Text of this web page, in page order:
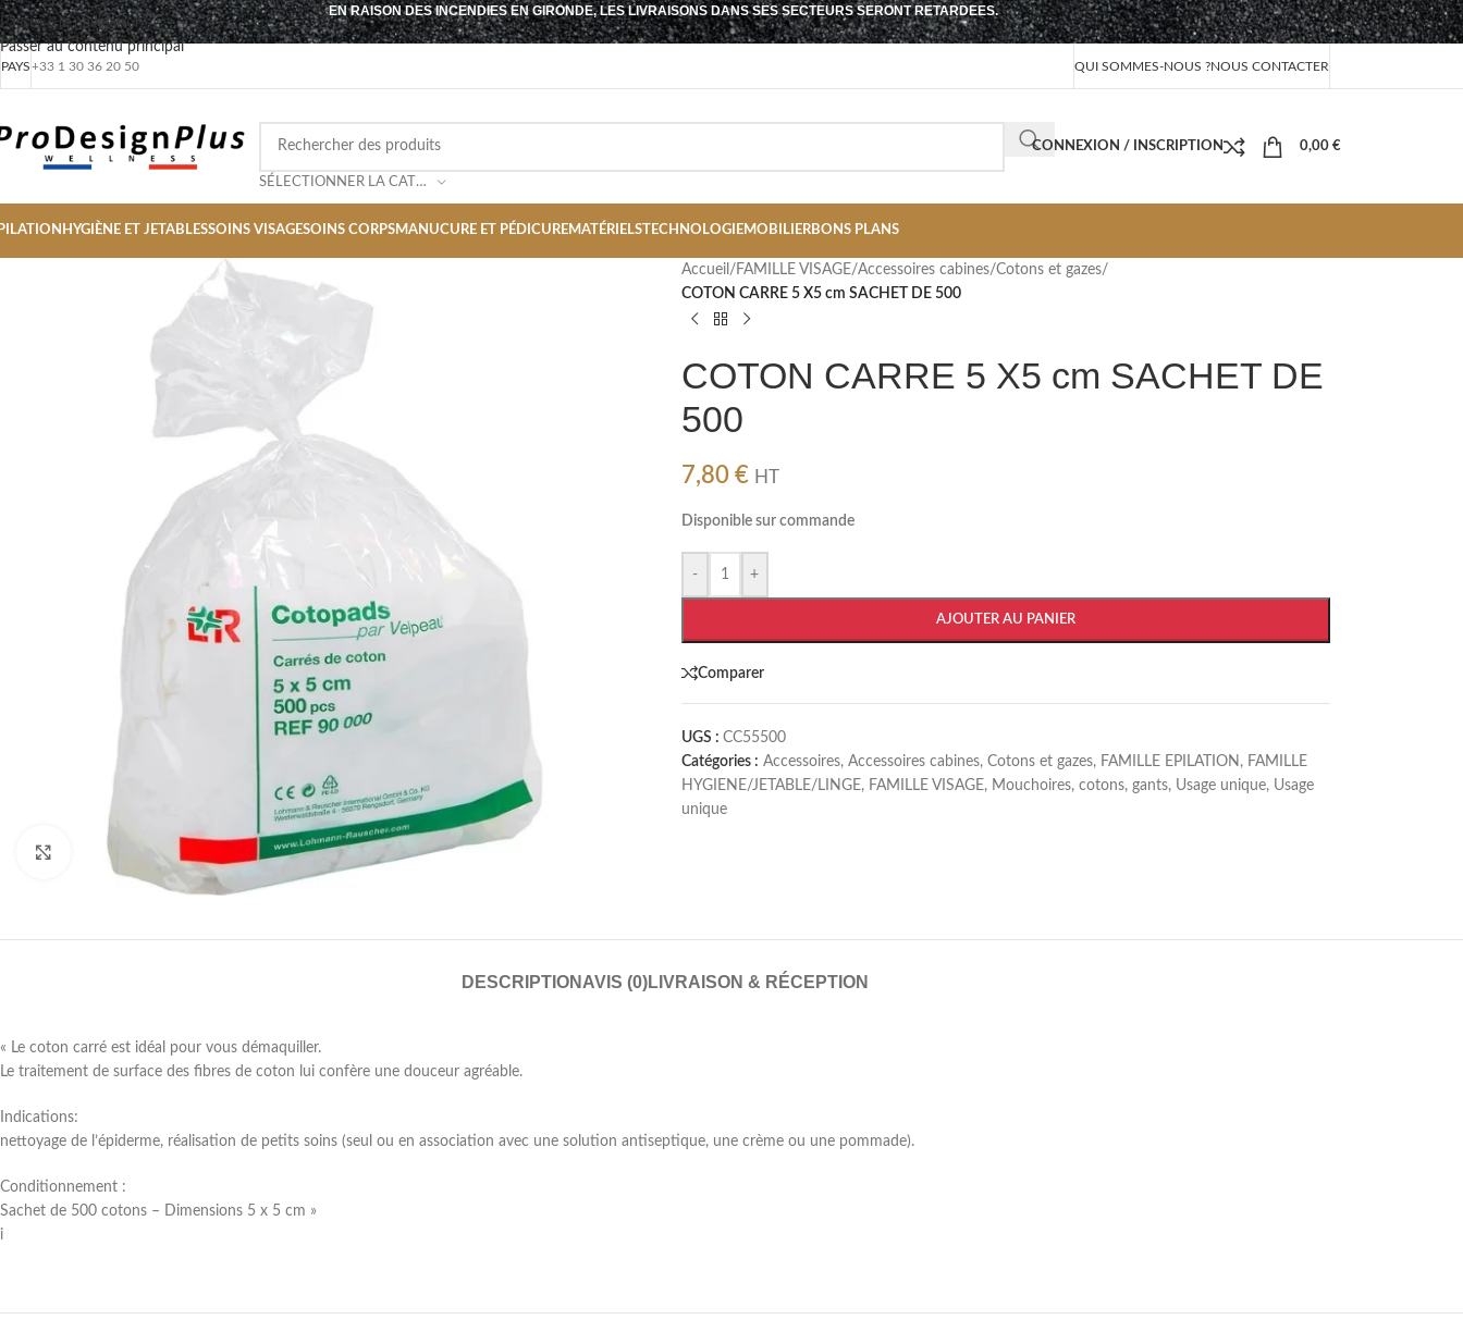
Passer à la navigation
Passer au contenu principal
EN RAISON DES INCENDIES EN GIRONDE, LES LIVRAISONS DANS SES SECTEURS SERONT RETARDEES.
PAYS+33 1 30 36 20 50 QUI SOMMES-NOUS ?NOUS CONTACTER
SÉLECTIONNER LA CATÉGORIE
CONNEXION / INSCRIPTION 0,00 €
HYGIÈNE ET JETABLESSOINS VISAGESOINS CORPSMANUCURE ET PÉDICUREMATÉRIELSTECHNOLOGIEMOBILIERBONS PLANS
Cliquez pour agrandir
Accueil / FAMILLE VISAGE/Accessoires cabines/Cotons et gazes/
COTON CARRE 5 X5 cm SACHET DE 500
COTON CARRE 5 X5 cm SACHET DE
500
7,80 € HT
Disponible sur commande
- +
AJOUTER AU PANIER
Comparer
UGS : CC55500
Catégories : Accessoires, Accessoires cabines, Cotons et gazes, FAMILLE EPILATION , FAMILLE
HYGIENE/JETABLE/LINGE, FAMILLE VISAGE, Mouchoires, cotons, gants, Usage unique, Usage
unique
DESCRIPTION AVIS (0)LIVRAISON & RÉCEPTION
« Le coton carré est idéal pour vous démaquiller.
Le traitement de surface des fibres de coton lui confère une douceur agréable.
Indications:
nettoyage de l’épiderme, réalisation de petits soins (seul ou en association avec une solution antiseptique, une crème ou une pommade).
Conditionnement :
Sachet de 500 cotons – Dimensions 5 x 5 cm »
i